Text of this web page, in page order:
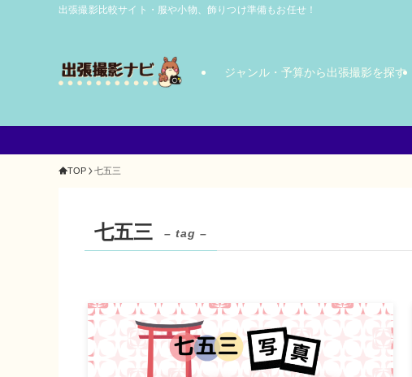
出張撮影比較サイト・服や小物、飾りつけ準備もお任せ！
ジャンル・予算から出張撮影を探す
TOP 七五三
七五三 – tag –